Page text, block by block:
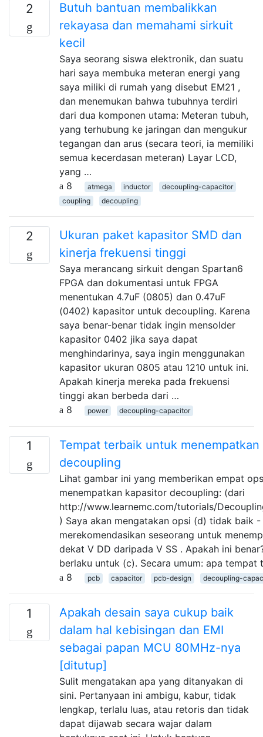
2
Butuh bantuan membalikkan
rekayasa dan memahami sirkuit
kecil
Saya seorang siswa elektronik, dan suatu
hari saya membuka meteran energi yang
saya miliki di rumah yang disebut EM21 ,
dan menemukan bahwa tubuhnya terdiri
dari dua komponen utama: Meteran tubuh,
yang terhubung ke jaringan dan mengukur
tegangan dan arus (secara teori, ia memiliki
semua kecerdasan meteran) Layar LCD,
yang …
8
atmega inductor
decoupling-capacitor
coupling
decoupling
2
Ukuran paket kapasitor SMD dan
kinerja frekuensi tinggi
Saya merancang sirkuit dengan Spartan6
FPGA dan dokumentasi untuk FPGA
menentukan 4.7uF (0805) dan 0.47uF
(0402) kapasitor untuk decoupling. Karena
saya benar-benar tidak ingin mensolder
kapasitor 0402 jika saya dapat
menghindarinya, saya ingin menggunakan
kapasitor ukuran 0805 atau 1210 untuk ini.
Apakah kinerja mereka pada frekuensi
tinggi akan berbeda dari …
8
power decoupling-capacitor
1
Tempat terbaik untuk
decoupling
Lihat gambar ini yang memberikan empat
menempatkan kapasitor decoupling: (dari
http://www.learnemc.com/tutorials/
) Saya akan mengatakan opsi (d) tidak baik -
merekomendasikan seseorang untuk
dekat V DD daripada V SS . Apakah ini
berlaku untuk (c). Secara umum: apa tempat
8
pcb capacitor pcb-design decoupling-
1
Apakah desain saya cukup baik
dalam hal kebisingan dan EMI
sebagai papan MCU 80MHz-nya
[ditutup]
Sulit mengatakan apa yang ditanyakan di
sini. Pertanyaan ini ambigu, kabur, tidak
lengkap, terlalu luas, atau retoris dan tidak
dapat dijawab secara wajar dalam